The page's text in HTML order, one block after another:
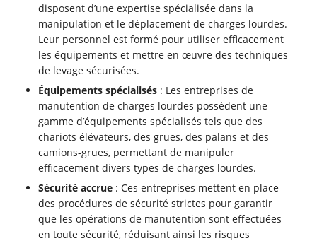
disposent d’une expertise spécialisée dans la
manipulation et le déplacement de charges lourdes.
Leur personnel est formé pour utiliser efficacement
les équipements et mettre en œuvre des techniques
de levage sécurisées.
Équipements spécialisés : Les entreprises de
manutention de charges lourdes possèdent une
gamme d’équipements spécialisés tels que des
chariots élévateurs, des grues, des palans et des
camions-grues, permettant de manipuler
efficacement divers types de charges lourdes.
Sécurité accrue : Ces entreprises mettent en place
des procédures de sécurité strictes pour garantir
que les opérations de manutention sont effectuées
en toute sécurité, réduisant ainsi les risques